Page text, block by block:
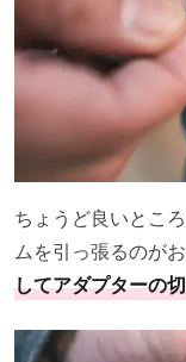
ちょうど良いとこ
ムを引っ張るのがお
してアダプターの